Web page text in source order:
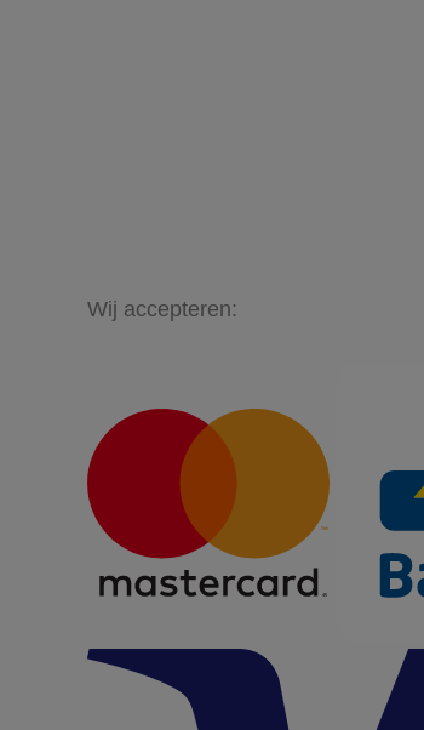
Wij accepteren: